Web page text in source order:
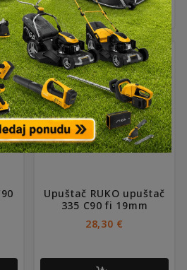
Upuštač RUKO upuštač
335 C90 fi 19mm
28,30 €